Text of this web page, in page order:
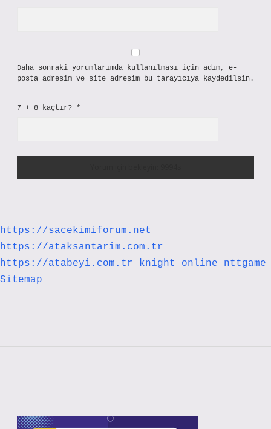
Daha sonraki yorumlarımda kullanılması için adım, e-
posta adresim ve site adresim bu tarayıcıya kaydedilsin.
7 + 8 kaçtır? *
https://sacekimiforum.net
https://ataksantarim.com.tr
https://atabeyi.com.tr
knight online
nttgame
Sitemap